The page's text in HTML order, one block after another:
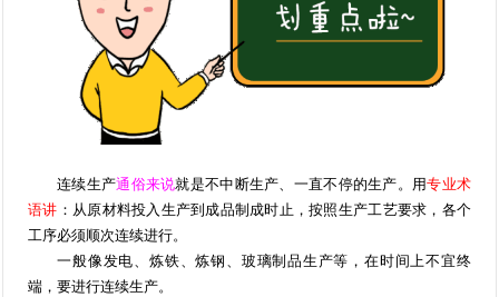
连续生产通俗来说就是不中断生产、一直不停的生产。用专业术
语讲 ：从原材料投入生产到成品制成时止，按照生产工艺要求，各个
工序必须顺次连续进行。
一般像发电、炼铁、炼钢、玻璃制品生产等，在时间上不宜终
端，要进行连续生产。